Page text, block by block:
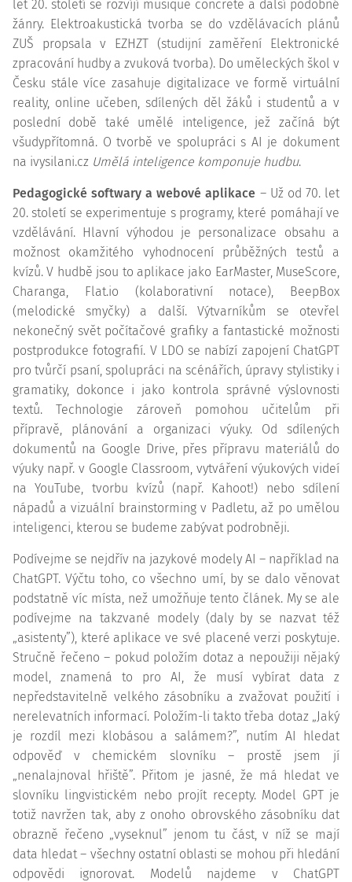
let 20. století se rozvíjí musique concrete a další podobné
žánry. Elektroakustická tvorba se do vzdělávacích plánů
ZUŠ propsala v EZHZT (studijní zaměření Elektronické
zpracování hudby a zvuková tvorba). Do uměleckých škol v
Česku stále více zasahuje digitalizace ve formě virtuální
reality, online učeben, sdílených děl žáků i studentů a v
poslední době také umělé inteligence, jež začíná být
všudypřítomná. O tvorbě ve spolupráci s AI je dokument
na ivysilani.cz Umělá inteligence komponuje hudbu.
Pedagogické softwary a webové aplikace – Už od 70. let
20. století se experimentuje s programy, které pomáhají ve
vzdělávání. Hlavní výhodou je personalizace obsahu a
možnost okamžitého vyhodnocení průběžných testů a
kvízů. V hudbě jsou to aplikace jako EarMaster, MuseScore,
Charanga, Flat.io (kolaborativní notace), BeepBox
(melodické smyčky) a další. Výtvarníkům se otevřel
nekonečný svět počítačové grafiky a fantastické možnosti
postprodukce fotografií. V LDO se nabízí zapojení ChatGPT
pro tvůrčí psaní, spolupráci na scénářích, úpravy stylistiky i
gramatiky, dokonce i jako kontrola správné výslovnosti
textů. Technologie zároveň pomohou učitelům při
přípravě, plánování a organizaci výuky. Od sdílených
dokumentů na Google Drive, přes přípravu materiálů do
výuky např. v Google Classroom, vytváření výukových videí
na YouTube, tvorbu kvízů (např. Kahoot!) nebo sdílení
nápadů a vizuální brainstorming v Padletu, až po umělou
inteligenci, kterou se budeme zabývat podrobněji.
Podívejme se nejdřív na jazykové modely AI – například na
ChatGPT. Výčtu toho, co všechno umí, by se dalo věnovat
podstatně víc místa, než umožňuje tento článek. My se ale
podívejme na takzvané modely (daly by se nazvat též
„asistenty”), které aplikace ve své placené verzi poskytuje.
Stručně řečeno – pokud položím dotaz a nepoužiji nějaký
model, znamená to pro AI, že musí vybírat data z
nepředstavitelně velkého zásobníku a zvažovat použití i
nerelevatních informací. Položím-li takto třeba dotaz „Jaký
je rozdíl mezi klobásou a salámem?”, nutím AI hledat
odpověď v chemickém slovníku – prostě jsem jí
„nenalajnoval hřiště”. Přitom je jasné, že má hledat ve
slovníku lingvistickém nebo projít recepty. Model GPT je
totiž navržen tak, aby z onoho obrovského zásobníku dat
obrazně řečeno „vyseknul” jenom tu část, v níž se mají
data hledat – všechny ostatní oblasti se mohou při hledání
odpovědi ignorovat. Modelů najdeme v ChatGPT